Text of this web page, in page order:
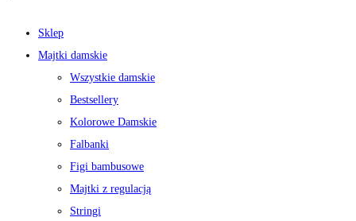
Sklep
Majtki damskie
Wszystkie damskie
Bestsellery
Kolorowe Damskie
Falbanki
Figi bambusowe
Majtki z regulacją
Stringi